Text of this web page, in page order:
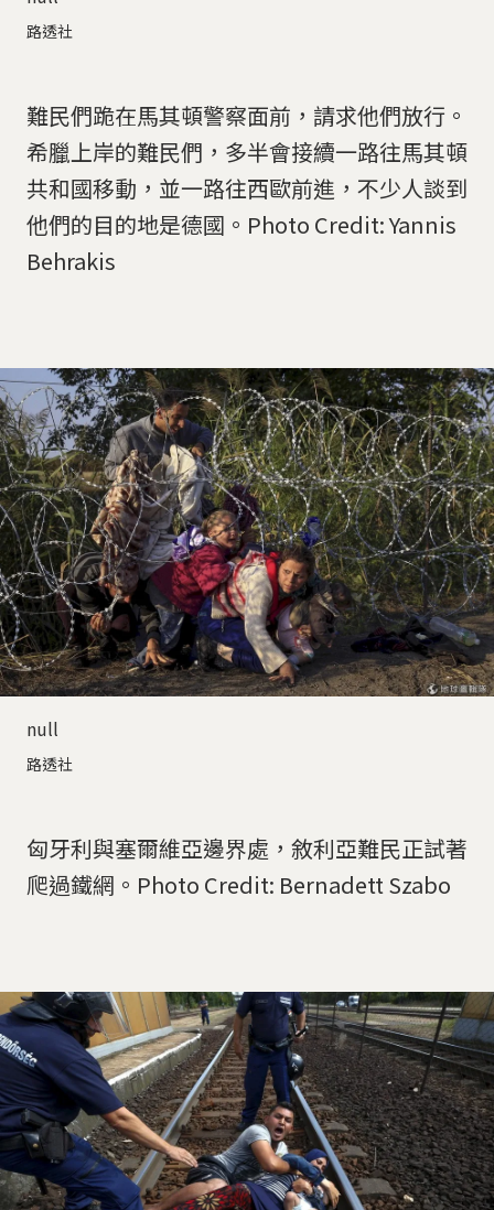
路透社
難民們跪在馬其頓警察面前，請求他們放行。
希臘上岸的難民們，多半會接續一路往馬其頓
共和國移動，並一路往西歐前進，不少人談到
他們的目的地是德國。Photo Credit: Yannis
Behrakis
null
路透社
匈牙利與塞爾維亞邊界處，敘利亞難民正試著
爬過鐵網。Photo Credit: Bernadett Szabo